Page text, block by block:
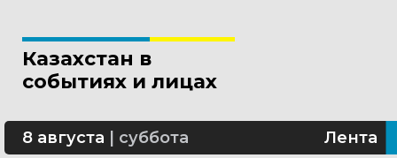
Казахстан в
событиях и лицах
8 августа суббота Лента
Минтранспорта утвердило
СОР и СОЧ планируют